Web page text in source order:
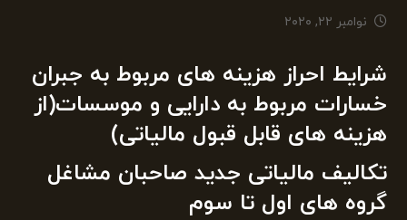
نوامبر ۲۲, ۲۰۲۰
شرایط احراز هزینه های مربوط به جبران
خسارات مربوط به دارایی و موسسات(از
هزینه های قابل قبول مالیاتی)
تکالیف مالیاتی جدید صاحبان مشاغل
گروه های اول تا سوم